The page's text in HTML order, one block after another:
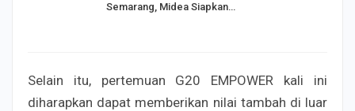
Semarang, Midea Siapkan…
Selain itu, pertemuan G20 EMPOWER kali ini
diharapkan dapat memberikan nilai tambah di luar